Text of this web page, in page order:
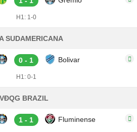
H1: 1-0
SUDAMERICANA
0 - 1 Bolivar
H1: 0-1
VĐQG BRAZIL
1 - 1 Fluminense